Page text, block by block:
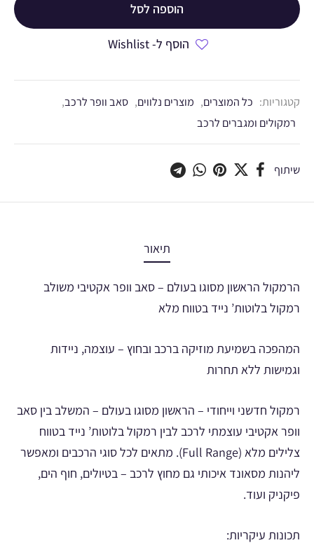
הוספה לסל
הוסף ל- Wishlist
קטגוריות: כל המוצרים, מוצרים נלווים, סאב וופר לרכב,
רמקולים ומגברים לרכב
שיתוף
תיאור
הרמקול הראשון מסוגו בעולם – סאב וופר אקטיבי משולב
רמקול בלוטות’ נייד בטווח מלא
המהפכה בשמיעת מוזיקה ברכב ובחוץ – עוצמה, ניידות
וגמישות ללא תחרות
רמקול חדשני וייחודי – הראשון מסוגו בעולם – המשלב בין סאב
וופר אקטיבי עוצמתי לרכב לבין רמקול בלוטות’ נייד בטווח
צלילים מלא (Full Range). מתאים לכל סוגי הרכבים ומאפשר
ליהנות מסאונד איכותי גם מחוץ לרכב – בטיולים, חוף הים,
פיקניק ועוד.
תכונות עיקריות: